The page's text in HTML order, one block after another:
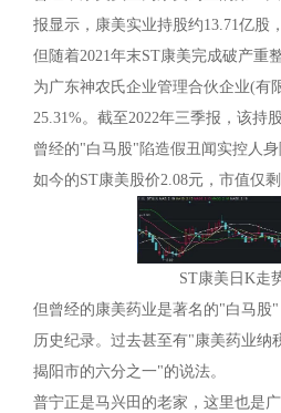
报显示，康美实业持股约13.71亿股
但随着2021年末ST康美完成破产重
为广东神农氏企业管理合伙企业(有
25.31%。截至2022年三季报，该持
曾经的"白马股"陷造假丑闻实控人身
如今的ST康美股价2.08元，市值仅剩
ST康美日K走
但曾经的康美药业是著名的"白马股
历史纪录。过去甚至有"康美药业纳
揭阳市的六分之一"的说法。
普宁正是马兴田的老家，这里也是